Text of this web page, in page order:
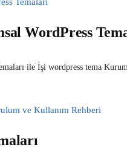
WordPress
ile İşi wordpress tema